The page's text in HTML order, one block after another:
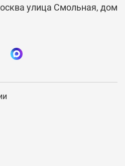
улица Смольная, дом